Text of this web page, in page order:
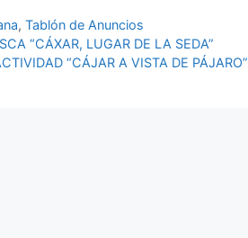
,Tablón de Anuncios
“CÁXAR, LUGAR DE LA SEDA”
“CÁJAR A VISTA DE PÁJARO”